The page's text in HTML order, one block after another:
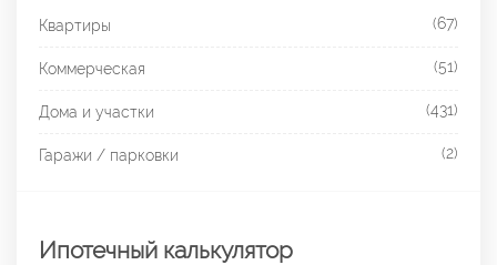
Квартиры (67)
Коммерческая (51)
Дома и участки (431)
Гаражи / парковки (2)
Ипотечный калькулятор